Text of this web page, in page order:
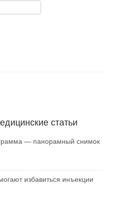
статьи
— панорамный снимок
избавиться инъекции